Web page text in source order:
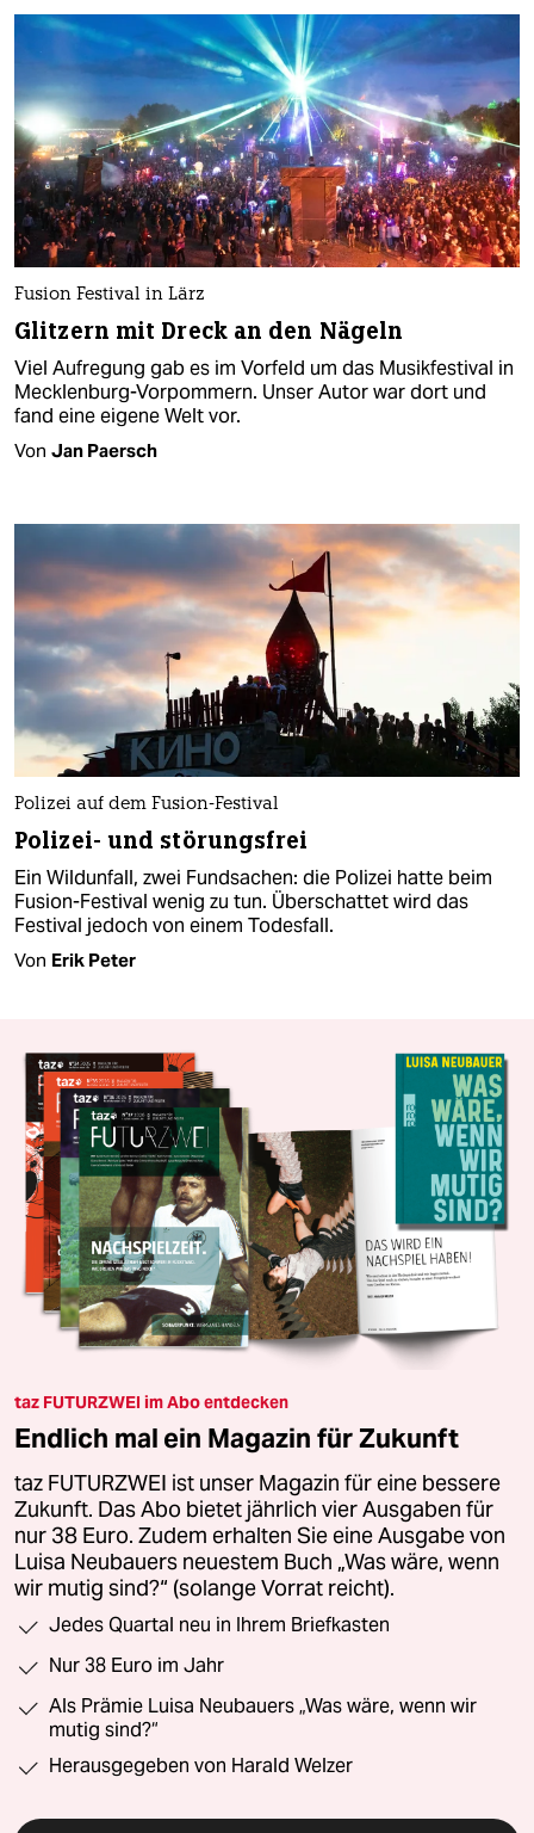
Fusion Festival in Lärz
Glitzern mit Dreck an den Nägeln
Viel Aufregung gab es im Vorfeld um das Musikfestival in
Mecklenburg-Vorpommern. Unser Autor war dort und
fand eine eigene Welt vor.
Von Jan Paersch
Polizei auf dem Fusion-Festival
Polizei- und störungsfrei
Ein Wildunfall, zwei Fundsachen: die Polizei hatte beim
Fusion-Festival wenig zu tun. Überschattet wird das
Festival jedoch von einem Todesfall.
Von Erik Peter
taz FUTURZWEI im Abo entdecken
Endlich mal ein Magazin für Zukunft
taz FUTURZWEI ist unser Magazin für eine bessere
Zukunft. Das Abo bietet jährlich vier Ausgaben für
nur 38 Euro. Zudem erhalten Sie eine Ausgabe von
Luisa Neubauers neuestem Buch „Was wäre, wenn
wir mutig sind?“ (solange Vorrat reicht).
Jedes Quartal neu in Ihrem Briefkasten
Nur 38 Euro im Jahr
Als Prämie Luisa Neubauers „Was wäre, wenn wir
mutig sind?“
Herausgegeben von Harald Welzer